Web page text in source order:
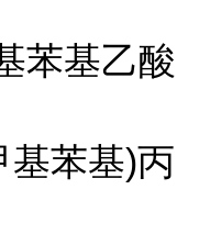
苯基乙酸
基苯基)丙